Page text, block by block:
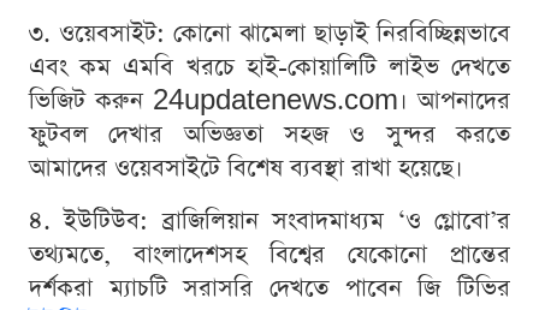
৩. ওয়েবসাইট: কোনো ঝামেলা ছাড়াই নিরবিচ্ছিন্নভাবে
এবং কম এমবি খরচে হাই-কোয়ালিটি লাইভ দেখতে
ভিজিট করুন 24updatenews.com। আপনাদের
ফুটবল দেখার অভিজ্ঞতা সহজ ও সুন্দর করতে
আমাদের ওয়েবসাইটে বিশেষ ব্যবস্থা রাখা হয়েছে।
৪. ইউটিউব: ব্রাজিলিয়ান সংবাদমাধ্যম ‘ও গ্লোবো’র
তথ্যমতে, বাংলাদেশসহ বিশ্বের যেকোনো প্রান্তের
দর্শকরা ম্যাচটি সরাসরি দেখতে পাবেন জি টিভির